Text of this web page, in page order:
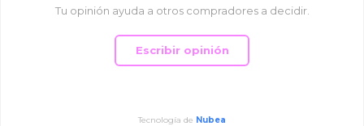
Tu opinión ayuda a otros compradores a decidir.
Escribir opinión
Tecnología de Nubea